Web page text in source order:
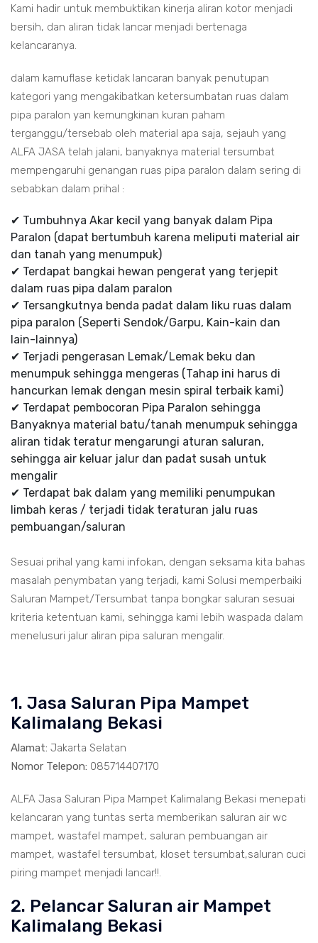
Kami hadir untuk membuktikan kinerja aliran kotor menjadi
bersih, dan aliran tidak lancar menjadi bertenaga
kelancaranya.
dalam kamuflase ketidak lancaran banyak penutupan
kategori yang mengakibatkan ketersumbatan ruas dalam
pipa paralon yan kemungkinan kuran paham
terganggu/tersebab oleh material apa saja, sejauh yang
ALFA JASA telah jalani, banyaknya material tersumbat
mempengaruhi genangan ruas pipa paralon dalam sering di
sebabkan dalam prihal :
✔ Tumbuhnya Akar kecil yang banyak dalam Pipa
Paralon (dapat bertumbuh karena meliputi material air
dan tanah yang menumpuk)
✔ Terdapat bangkai hewan pengerat yang terjepit
dalam ruas pipa dalam paralon
✔ Tersangkutnya benda padat dalam liku ruas dalam
pipa paralon (Seperti Sendok/Garpu, Kain-kain dan
lain-lainnya)
✔ Terjadi pengerasan Lemak/Lemak beku dan
menumpuk sehingga mengeras (Tahap ini harus di
hancurkan lemak dengan mesin spiral terbaik kami)
✔ Terdapat pembocoran Pipa Paralon sehingga
Banyaknya material batu/tanah menumpuk sehingga
aliran tidak teratur mengarungi aturan saluran,
sehingga air keluar jalur dan padat susah untuk
mengalir
✔ Terdapat bak dalam yang memiliki penumpukan
limbah keras / terjadi tidak teraturan jalu ruas
pembuangan/saluran
Sesuai prihal yang kami infokan, dengan seksama kita bahas
masalah penymbatan yang terjadi, kami Solusi memperbaiki
Saluran Mampet/Tersumbat tanpa bongkar saluran sesuai
kriteria ketentuan kami, sehingga kami lebih waspada dalam
menelusuri jalur aliran pipa saluran mengalir.
1. Jasa Saluran Pipa Mampet
Kalimalang Bekasi
Alamat: Jakarta Selatan
Nomor Telepon: 085714407170
ALFA Jasa Saluran Pipa Mampet Kalimalang Bekasi menepati
kelancaran yang tuntas serta memberikan saluran air wc
mampet, wastafel mampet, saluran pembuangan air
mampet, wastafel tersumbat, kloset tersumbat,saluran cuci
piring mampet menjadi lancar!!.
2. Pelancar Saluran air Mampet
Kalimalang Bekasi